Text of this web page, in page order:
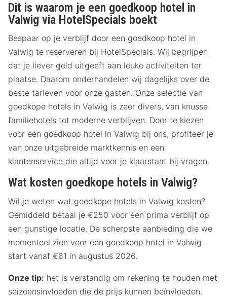
Dit is waarom je een goedkoop hotel in
Valwig via HotelSpecials boekt
Bespaar op je verblijf door een goedkoop hotel in
Valwig te reserveren bij HotelSpecials. Wij begrijpen
dat je liever geld uitgeeft aan leuke activiteiten ter
plaatse. Daarom onderhandelen wij dagelijks over de
beste tarieven voor onze gasten. Onze selectie van
goedkope hotels in Valwig is zeer divers, van knusse
familiehotels tot moderne verblijven. Door te kiezen
voor een goedkoop hotel in Valwig bij ons, profiteer je
van onze uitgebreide marktkennis en een
klantenservice die altijd voor je klaarstaat bij vragen.
Wat kosten goedkope hotels in Valwig?
Wil je weten wat goedkope hotels in Valwig kosten?
Gemiddeld betaal je €250 voor een prima verblijf op
een gunstige locatie. De scherpste aanbieding die we
momenteel zien voor een goedkoop hotel in Valwig
start vanaf €61 in augustus 2026.
Onze tip: het is verstandig om rekening te houden met
seizoensinvloeden die de prijs kunnen beïnvloeden.